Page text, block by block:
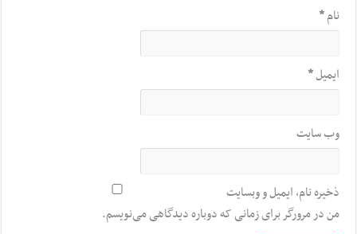
نام*
ایمیل*
وب‌ سایت
ذخیره نام، ایمیل و وبسایت
من در مرورگر برای زمانی که دوباره دیدگاهی می‌نویسم.